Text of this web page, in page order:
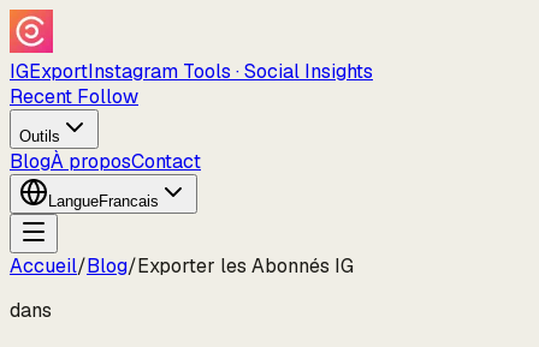
IGExportInstagram Tools · Social Insights
Recent Follow
Outils
BlogÀ proposContact
LangueFrancais
Accueil/Blog/Exporter les Abonnés IG
dans